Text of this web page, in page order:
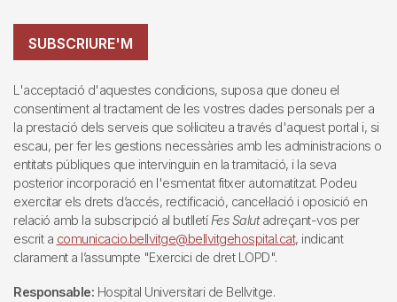
SUBSCRIURE'M
L'acceptació d'aquestes condicions, suposa que doneu el
consentiment al tractament de les vostres dades personals per a
la prestació dels serveis que sol·liciteu a través d'aquest portal i, si
escau, per fer les gestions necessàries amb les administracions o
entitats públiques que intervinguin en la tramitació, i la seva
posterior incorporació en l'esmentat fitxer automatitzat. Podeu
exercitar els drets d’accés, rectificació, cancel·lació i oposició en
relació amb la subscripció al butlletí Fes Salutadreçant-vos per
escrit a comunicacio.bellvitge@bellvitgehospital.cat, indicant
clarament a l’assumpte "Exercici de dret LOPD".
Responsable: Hospital Universitari de Bellvitge.